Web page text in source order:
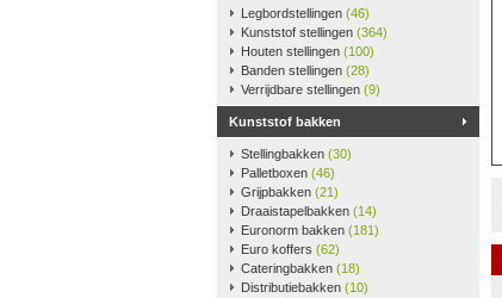
Legbordstellingen (46)
Kunststof stellingen (364)
Houten stellingen (100)
Banden stellingen (28)
Verrijdbare stellingen (9)
Kunststof bakken
Stellingbakken (30)
Palletboxen (46)
Grijpbakken (21)
Draaistapelbakken (14)
Euronorm bakken (181)
Euro koffers (62)
Cateringbakken (18)
Distributiebakken (10)